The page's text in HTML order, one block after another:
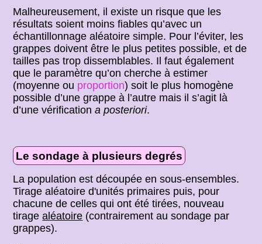
Malheureusement, il existe un risque que les
résultats soient moins fiables qu’avec un
échantillonnage aléatoire simple. Pour l’éviter, les
grappes doivent être le plus petites possible, et de
tailles pas trop dissemblables. Il faut également
que le paramètre qu’on cherche à estimer
(moyenne ou proportion) soit le plus homogène
possible d’une grappe à l’autre mais il s’agit là
d’une vérificationa posteriori.
Le sondage à plusieurs degrés
La population est découpée en sous-ensembles.
Tirage aléatoire d'unités primaires puis, pour
chacune de celles qui ont été tirées, nouveau
tiragealéatoire (contrairement au sondage par
grappes).